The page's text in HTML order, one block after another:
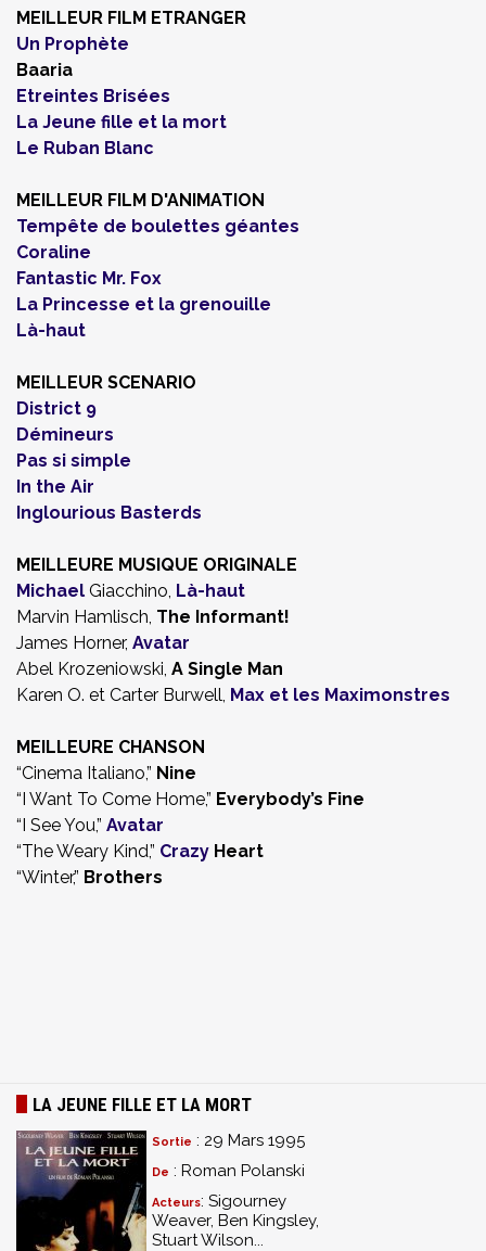
MEILLEUR FILM ETRANGER
Un Prophète
Baaria
Etreintes Brisées
La Jeune fille et la mort
Le Ruban Blanc
MEILLEUR FILM D'ANIMATION
Tempête de boulettes géantes
Coraline
Fantastic Mr. Fox
La Princesse et la grenouille
Là-haut
MEILLEUR SCENARIO
District 9
Démineurs
Pas si simple
In the Air
Inglourious Basterds
MEILLEURE MUSIQUE ORIGINALE
Michael Giacchino, Là-haut
Marvin Hamlisch, The Informant!
James Horner, Avatar
Abel Krozeniowski, A Single Man
Karen O. et Carter Burwell, Max et les Maximonstres
MEILLEURE CHANSON
“Cinema Italiano,” Nine
“I Want To Come Home,” Everybody’s Fine
“I See You,” Avatar
“The Weary Kind,” Crazy Heart
“Winter,” Brothers
LA JEUNE FILLE ET LA MORT
Sortie : 29 Mars 1995
De : Roman Polanski
Acteurs: Sigourney
Weaver, Ben Kingsley,
Stuart Wilson...